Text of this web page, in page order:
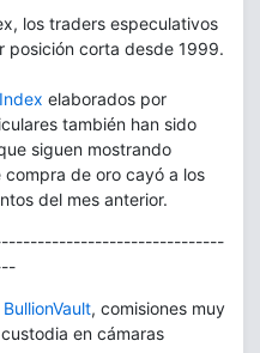
los traders especulativos
posición corta desde 1999.
elaborados por
también han sido
siguen mostrando
de oro cayó a los
del mes anterior.
BullionVault, comisiones muy
en cámaras